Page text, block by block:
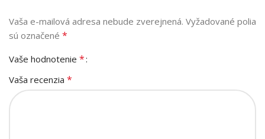
Vaša e-mailová adresa nebude zverejnená. Vyžadované polia
sú označené *
Vaše hodnotenie *
Vaša recenzia *